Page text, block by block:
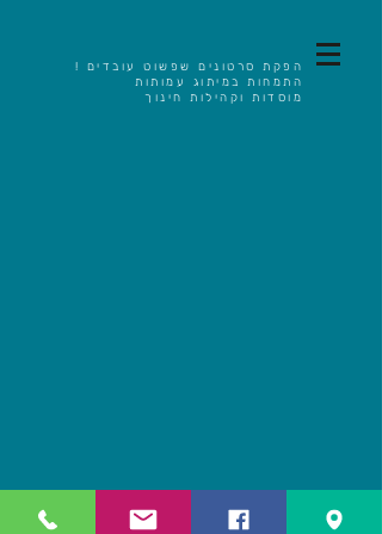
הפקת סרטונים שפשוט עובדים !
התמחות במיתוג עמותות
מוסדות וקהילות חינוך